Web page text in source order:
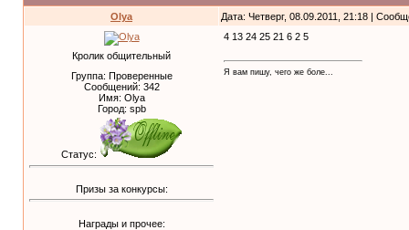
Olya Дата: Четверг, 08.09.2011, 21:18 |
Кролик общительный
Группа: Проверенные
Сообщений: 342
Имя: Olya
Город: spb
Статус:
Призы за конкурсы:
Награды и прочее:
4 13 24 25 21 6 2 5
Я вам пишу, чего же боле...